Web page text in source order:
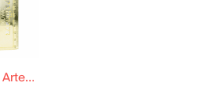
Regla Mapa del Perú Artesco Original